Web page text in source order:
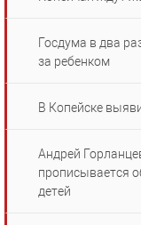
Госдума в два
за ребенком
В Копейске
Андрей
прописывается
детей